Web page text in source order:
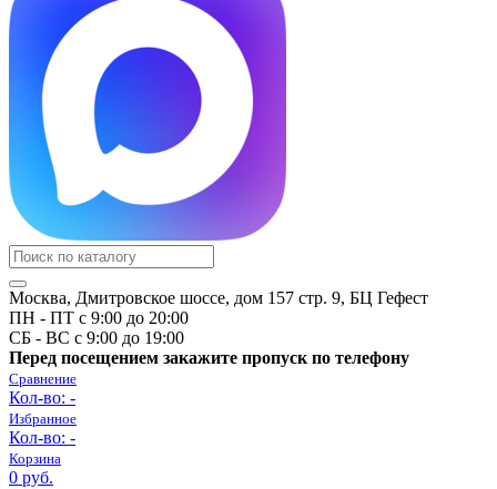
Москва, Дмитровское шоссе, дом 157 стр. 9, БЦ Гефест
ПН - ПТ с 9:00 до 20:00
СБ - ВС с 9:00 до 19:00
Перед посещением закажите пропуск по телефону
Сравнение
Кол-во: -
Избранное
Кол-во: -
Корзина
0 руб.